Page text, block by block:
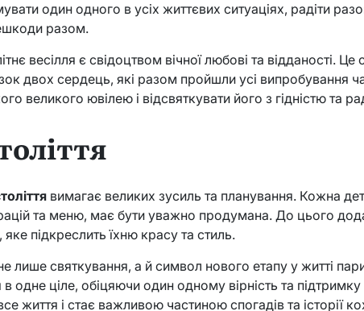
один одного в усіх життєвих ситуаціях, радіти
разом.
весілля є свідоцтвом вічної любові та відданості. Це
двох сердець, які разом пройшли усі випробування
великого ювілею і відсвяткувати його з гідністю та
вимагає великих зусиль та планування. Кожна
та меню, має бути уважно продумана. До цього
підкреслить їхню красу та стиль.
лише святкування, а й символ нового етапу у житті
одне ціле, обіцяючи один одному вірність та
життя і стає важливою частиною спогадів та історії